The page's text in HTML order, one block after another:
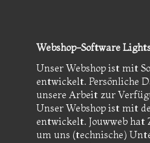
Webshop-Software
Unser Webshop ist mit
entwickelt. Persönliche
unsere Arbeit zur
Unser Webshop ist mit
entwickelt. Jouwweb hat
um uns (technische)